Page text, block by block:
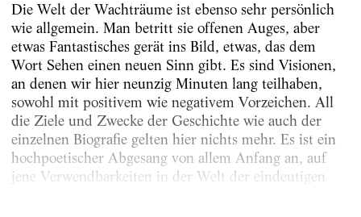
Die Welt der Wachträume ist ebenso sehr persönlich
wie allgemein. Man betritt sie offenen Auges, aber
etwas Fantastisches gerät ins Bild, etwas, das dem
Wort Sehen einen neuen Sinn gibt. Es sind Visionen,
an denen wir hier neunzig Minuten lang teilhaben,
sowohl mit positivem wie negativem Vorzeichen. All
die Ziele und Zwecke der Geschichte wie auch der
einzelnen Biografie gelten hier nichts mehr. Es ist ein
hochpoetischer Abgesang von allem Anfang an, auf
jene Verwendbarkeiten in der Welt der eindeutigen